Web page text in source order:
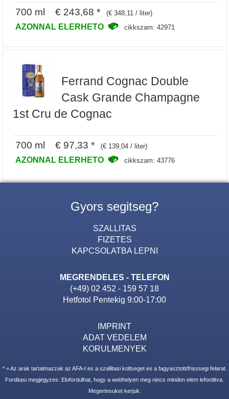
700 ml € 243,68 * (€ 348,11 / liter)
AZONNAL ELERHETO cikkszam: 42971
Ferrand Cognac Double
Cask Grande Champagne
1st Cru de Cognac
700 ml € 97,33 * (€ 139,04 / liter)
AZONNAL ELERHETO cikkszam: 43776
Gyors segitseg?
SZALLITAS
FIZETES
KAPCSOLATBA LEPNI
MEGRENDELES - TELEFON
(+49) 02 452 - 159 57 18
Hetfotol Pentekig 9:00-17:00
IMPRINT
ADAT VEDELEM
KORULMENYEK
* = Az arak tartalmazzak az AFA-t es a szallitasi koltseget es a fagyasztott/frisssegi felarat.
Forditasi megjegyzes: Elofordulhat, hogy a webhelyen meg nincs minden elem leforditva.
Megertesuket kerjuk.